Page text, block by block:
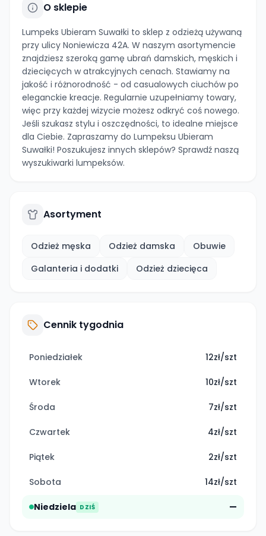
O sklepie
Lumpeks Ubieram Suwałki to sklep z odzieżą używaną
przy ulicy Noniewicza 42A. W naszym asortymencie
znajdziesz szeroką gamę ubrań damskich, męskich i
dziecięcych w atrakcyjnych cenach. Stawiamy na
jakość i różnorodność - od casualowych ciuchów po
eleganckie kreacje. Regularnie uzupełniamy towary,
więc przy każdej wizycie możesz odkryć coś nowego.
Jeśli szukasz stylu i oszczędności, to idealne miejsce
dla Ciebie. Zapraszamy do Lumpeksu Ubieram
Suwałki! Poszukujesz innych sklepów? Sprawdź naszą
wyszukiwarki lumpeksów.
Asortyment
Odzież męska Odzież damska
Obuwie
Galanteria i dodatki
Odzież dziecięca
Cennik tygodnia
Poniedziałek 12zł/szt
Wtorek 10zł/szt
Środa 7zł/szt
Czwartek 4zł/szt
Piątek 2zł/szt
Sobota 14zł/szt
Niedziela DZIŚ —